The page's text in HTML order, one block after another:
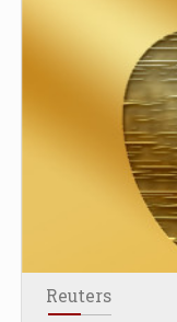
Reuters